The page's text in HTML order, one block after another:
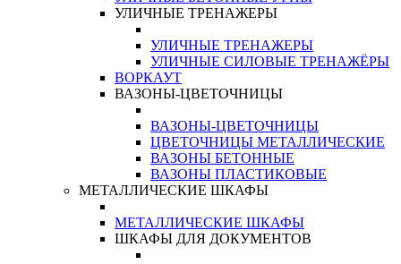
УЛИЧНЫЕ ТРЕНАЖЕРЫ
УЛИЧНЫЕ ТРЕНАЖЕРЫ
УЛИЧНЫЕ СИЛОВЫЕ ТРЕНАЖЁРЫ
ВОРКАУТ
ВАЗОНЫ-ЦВЕТОЧНИЦЫ
ВАЗОНЫ-ЦВЕТОЧНИЦЫ
ЦВЕТОЧНИЦЫ МЕТАЛЛИЧЕСКИЕ
ВАЗОНЫ БЕТОННЫЕ
ВАЗОНЫ ПЛАСТИКОВЫЕ
МЕТАЛЛИЧЕСКИЕ ШКАФЫ
МЕТАЛЛИЧЕСКИЕ ШКАФЫ
ШКАФЫ ДЛЯ ДОКУМЕНТОВ